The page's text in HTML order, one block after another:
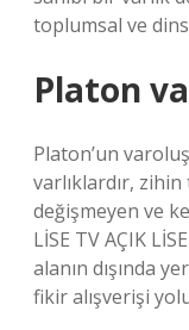
toplumsal ve
Platon
Platon’un
varlıklardır,
değişmeyen ve
LİSE TV AÇIK
alanın dışında
fikir alışverişi